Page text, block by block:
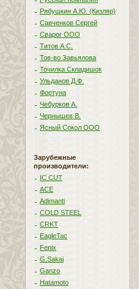
Рябушкин А.Ю. (Кизляр)
Савченков Сергей
Сварог ООО
Титов А.С.
Тов-во Завьялова
Точилка Складишок
Ульданов Д.Ф.
Фортуна
Чебурков А.
Чернышев В.
Ясный Сокол ООО
Зарубежные
производители:
IC CUT
ACE
Adimanti
COLD STEEL
CRKT
EagleTac
Fenix
G.Sakai
Ganzo
Hatamoto